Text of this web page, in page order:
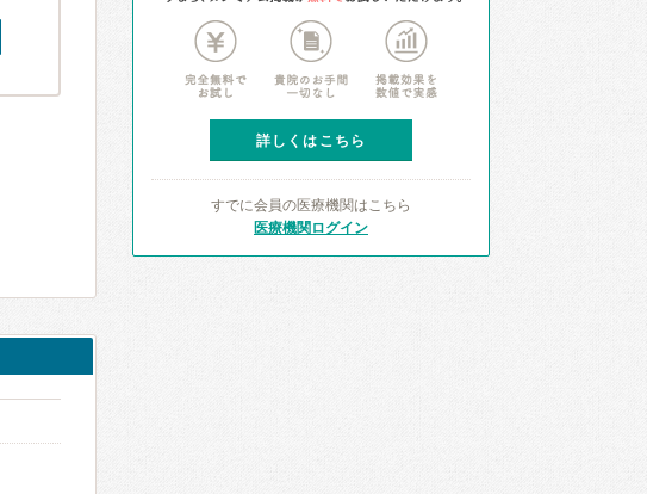
詳しくはこちら
すでに会員の医療機関はこちら
医療機関ログイン